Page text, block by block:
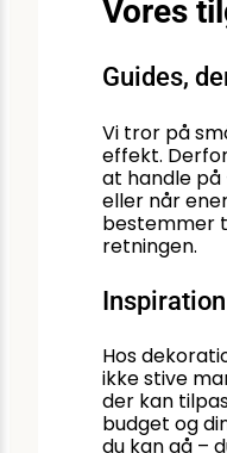
Vores
Guides,
Vi tror på
effekt.
at handle på
eller når
bestemmer
retningen.
Hos
ikke stive
der kan
budget og
du kan gå –